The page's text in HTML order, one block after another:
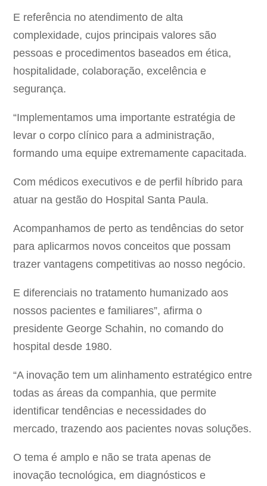
E referência no atendimento de alta
complexidade, cujos principais valores são
pessoas e procedimentos baseados em ética,
hospitalidade, colaboração, excelência e
segurança.
“Implementamos uma importante estratégia de
levar o corpo clínico para a administração,
formando uma equipe extremamente capacitada.
Com médicos executivos e de perfil híbrido para
atuar na gestão do Hospital Santa Paula.
Acompanhamos de perto as tendências do setor
para aplicarmos novos conceitos que possam
trazer vantagens competitivas ao nosso negócio.
E diferenciais no tratamento humanizado aos
nossos pacientes e familiares”, afirma o
presidente George Schahin, no comando do
hospital desde 1980.
“A inovação tem um alinhamento estratégico entre
todas as áreas da companhia, que permite
identificar tendências e necessidades do
mercado, trazendo aos pacientes novas soluções.
O tema é amplo e não se trata apenas de
inovação tecnológica, em diagnósticos e